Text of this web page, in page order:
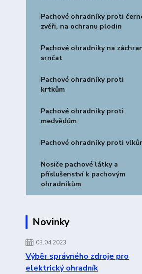
Pachové ohradníky proti
zvěři, na ochranu plodin
Pachové ohradníky na
srnčat
Pachové ohradníky proti
krtkům
Pachové ohradníky proti
medvědům
Pachové ohradníky proti
Nosiče pachové látky a
příslušenství k pachovým
ohradníkům
Novinky
03.04.2023
Výběr správného zdroje pro
elektrický ohradník